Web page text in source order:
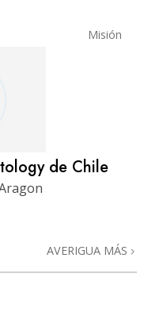
Misión
de Chile
AVERIGUA MÁS